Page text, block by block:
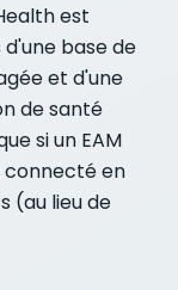
est
base de
et d'une
de santé
si un EAM
connecté en
(au lieu de